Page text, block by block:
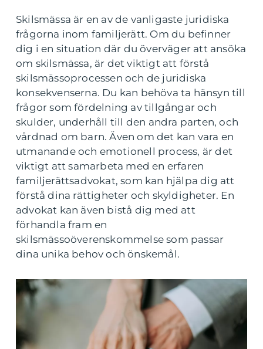
Skilsmässa är en av de vanligaste juridiska
frågorna inom familjerätt. Om du befinner
dig i en situation där du överväger att ansöka
om skilsmässa, är det viktigt att förstå
skilsmässoprocessen och de juridiska
konsekvenserna. Du kan behöva ta hänsyn till
frågor som fördelning av tillgångar och
skulder, underhåll till den andra parten, och
vårdnad om barn. Även om det kan vara en
utmanande och emotionell process, är det
viktigt att samarbeta med en erfaren
familjerättsadvokat, som kan hjälpa dig att
förstå dina rättigheter och skyldigheter. En
advokat kan även bistå dig med att
förhandla fram en
skilsmässoöverenskommelse som passar
dina unika behov och önskemål.